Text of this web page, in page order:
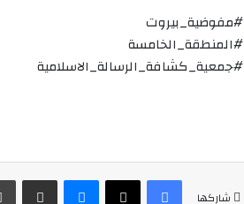
#مفوضية_بيروت
#المنطقة_الخامسة
#جمعية_كشافة_الرسالة_الاسلامية
شاركها
فيسبوك
‫X ماسنجر مشاركة عبر البريد